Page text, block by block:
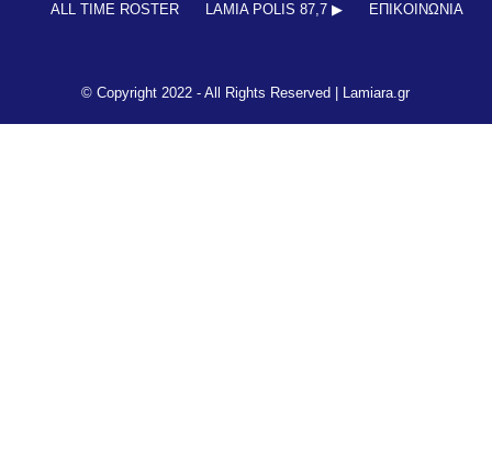
ALL TIME ROSTER
LAMIA POLIS 87,7 ▶︎ ΕΠΙΚΟΙΝΩΝΊΑ
© Copyright 2022 - All Rights Reserved | Lamiara.gr